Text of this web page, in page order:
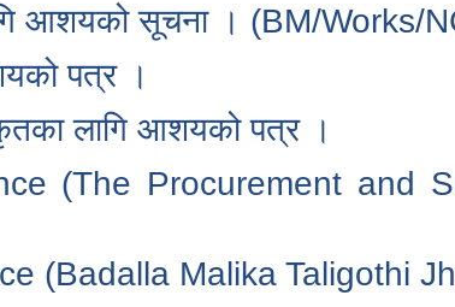
आशयको सूचना । (BM/Works/
पत्र ।
लागि आशयको पत्र ।
(The Procurement and
(Badalla Malika Taligothi